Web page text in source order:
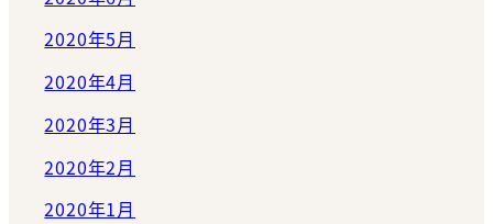
2020年5月
2020年4月
2020年3月
2020年2月
2020年1月